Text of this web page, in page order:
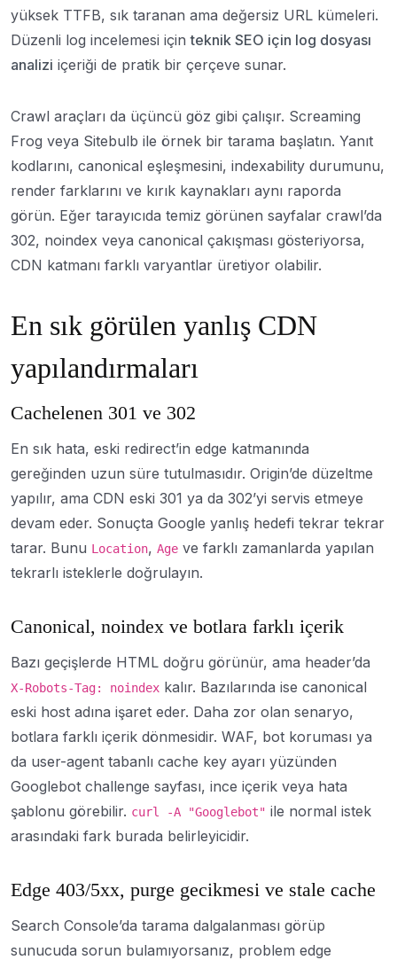
yüksek TTFB, sık taranan ama değersiz URL kümeleri.
Düzenli log incelemesi içinteknik SEO için log dosyası
analizi içeriği de pratik bir çerçeve sunar.
Crawl araçları da üçüncü göz gibi çalışır. Screaming
Frog veya Sitebulb ile örnek bir tarama başlatın. Yanıt
kodlarını, canonical eşleşmesini, indexability durumunu,
render farklarını ve kırık kaynakları aynı raporda
görün. Eğer tarayıcıda temiz görünen sayfalar crawl’da
302, noindex veya canonical çakışması gösteriyorsa,
CDN katmanı farklı varyantlar üretiyor olabilir.
En sık görülen yanlış CDN
yapılandırmaları
Cachelenen 301 ve 302
En sık hata, eski redirect’in edge katmanında
gereğinden uzun süre tutulmasıdır. Origin’de düzeltme
yapılır, ama CDN eski 301 ya da 302’yi servis etmeye
devam eder. Sonuçta Google yanlış hedefi tekrar tekrar
tarar. Bunu Location, Age ve farklı zamanlarda yapılan
tekrarlı isteklerle doğrulayın.
Canonical, noindex ve botlara farklı içerik
Bazı geçişlerde HTML doğru görünür, ama header’da
X-Robots-Tag: noindex kalır. Bazılarında ise canonical
eski host adına işaret eder. Daha zor olan senaryo,
botlara farklı içerik dönmesidir. WAF, bot koruması ya
da user-agent tabanlı cache key ayarı yüzünden
Googlebot challenge sayfası, ince içerik veya hata
şablonu görebilir. curl -A "Googlebot" ile normal istek
arasındaki fark burada belirleyicidir.
Edge 403/5xx, purge gecikmesi ve stale cache
Search Console’da tarama dalgalanması görüp
sunucuda sorun bulamıyorsanız, problem edge